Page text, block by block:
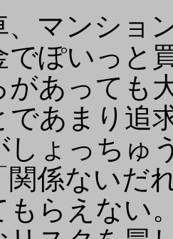
マンショ
でぽいっと
があっても
であまり追
しょっちゅ
関係ないだ
もらえない